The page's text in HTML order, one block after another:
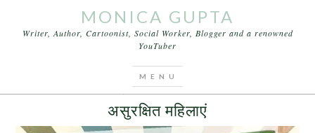
MONICA GUPTA
Writer, Author, Cartoonist, Social Worker, Blogger and a renowned
YouTuber
असुरक्षित महिलाएं